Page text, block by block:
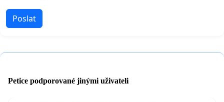
Poslat
Petice podporované jinými uživateli